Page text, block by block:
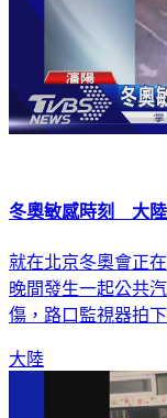
冬奧敏感時刻 大陸
就在北京冬奧會正
晚間發生一起公共
傷，路口監視器拍
大陸